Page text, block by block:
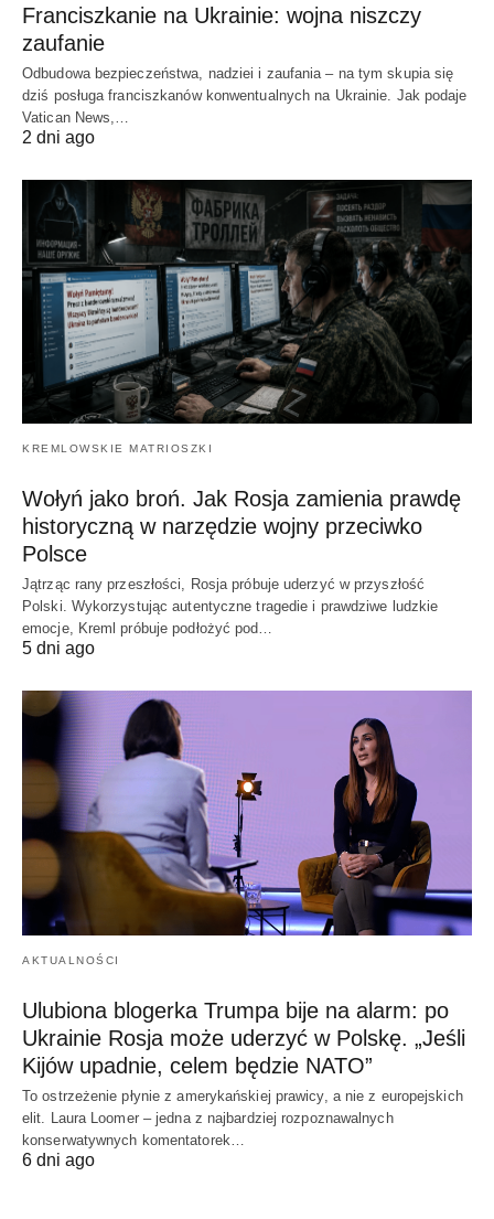
Franciszkanie na Ukrainie: wojna niszczy
zaufanie
Odbudowa bezpieczeństwa, nadziei i zaufania – na tym skupia się
dziś posługa franciszkanów konwentualnych na Ukrainie. Jak podaje
Vatican News,…
2 dni ago
KREMLOWSKIE MATRIOSZKI
Wołyń jako broń. Jak Rosja zamienia prawdę
historyczną w narzędzie wojny przeciwko
Polsce
Jątrząc rany przeszłości, Rosja próbuje uderzyć w przyszłość
Polski. Wykorzystując autentyczne tragedie i prawdziwe ludzkie
emocje, Kreml próbuje podłożyć pod…
5 dni ago
AKTUALNOŚCI
Ulubiona blogerka Trumpa bije na alarm: po
Ukrainie Rosja może uderzyć w Polskę. „Jeśli
Kijów upadnie, celem będzie NATO”
To ostrzeżenie płynie z amerykańskiej prawicy, a nie z europejskich
elit. Laura Loomer – jedna z najbardziej rozpoznawalnych
konserwatywnych komentatorek…
6 dni ago